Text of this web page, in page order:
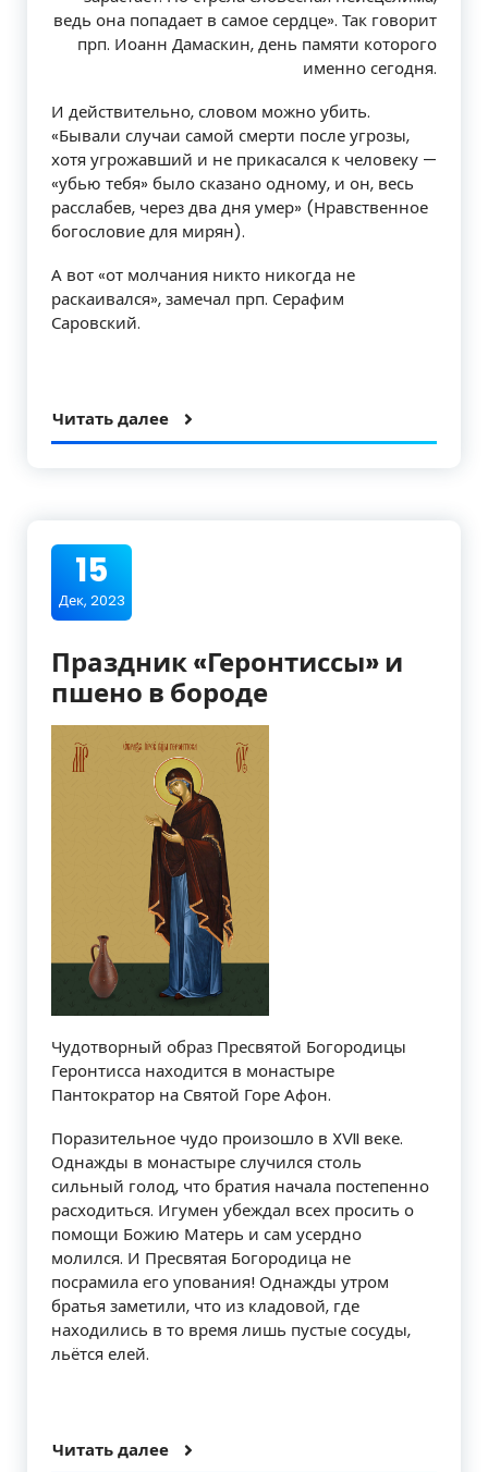
ведь она попадает в самое сердце». Так говорит
прп. Иоанн Дамаскин, день памяти которого
именно сегодня.
И действительно, словом можно убить.
«Бывали случаи самой смерти после угрозы,
хотя угрожавший и не прикасался к человеку —
«убью тебя» было сказано одному, и он, весь
расслабев, через два дня умер» (Нравственное
богословие для мирян).
А вот «от молчания никто никогда не
раскаивался», замечал прп. Серафим
Саровский.
Читать далее
15
Дек, 2023
Праздник «Геронтиссы» и
пшено в бороде
Чудотворный образ Пресвятой Богородицы
Геронтисса находится в монастыре
Пантократор на Святой Горе Афон.
Поразительное чудо произошло в XVII веке.
Однажды в монастыре случился столь
сильный голод, что братия начала постепенно
расходиться. Игумен убеждал всех просить о
помощи Божию Матерь и сам усердно
молился. И Пресвятая Богородица не
посрамила его упования! Однажды утром
братья заметили, что из кладовой, где
находились в то время лишь пустые сосуды,
льётся елей.
Читать далее